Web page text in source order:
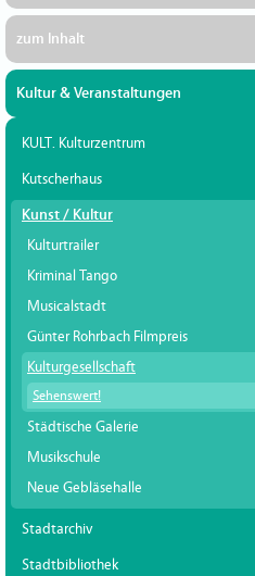
zum Inhalt
Kultur & Veranstaltungen
KULT. Kulturzentrum
Kutscherhaus
Kunst / Kultur
Kulturtrailer
Kriminal Tango
Musicalstadt
Günter Rohrbach Filmpreis
Kulturgesellschaft
Sehenswert!
Städtische Galerie
Musikschule
Neue Gebläsehalle
Stadtarchiv
Stadtbibliothek